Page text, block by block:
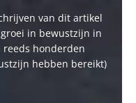
van dit artikel
in bewustzijn in
honderden
hebben bereikt)